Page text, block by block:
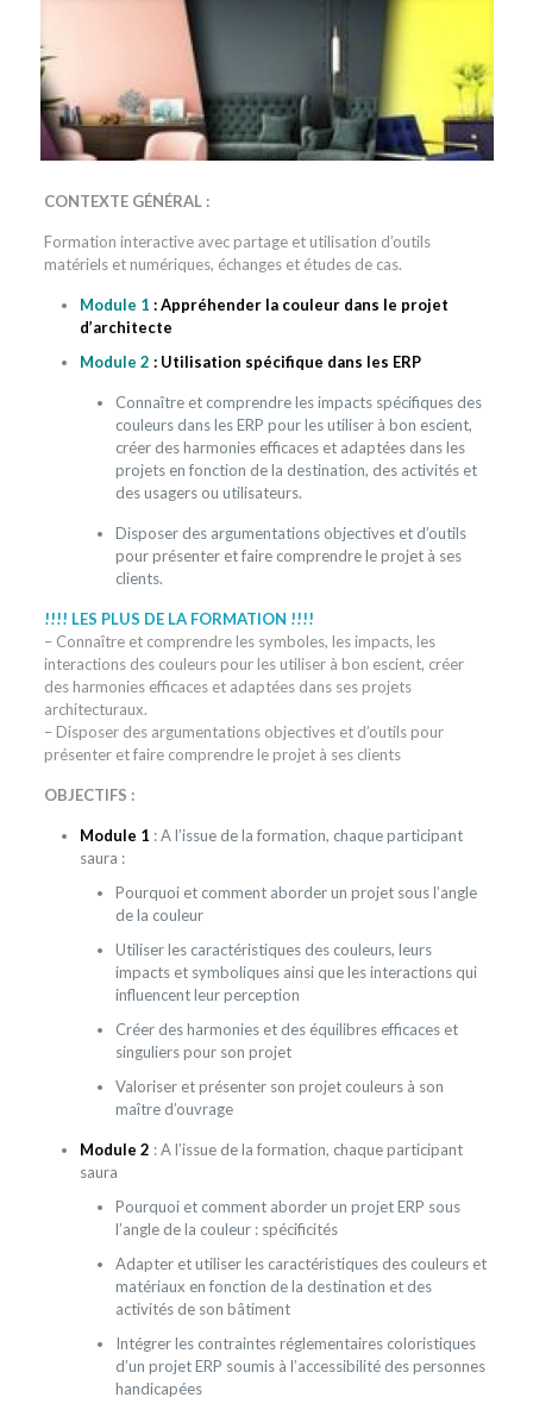
CONTEXTE GÉNÉRAL :
Formation interactive avec partage et utilisation d’outils
matériels et numériques, échanges et études de cas.
Module 1 : Appréhender la couleur dans le projet
d’architecte
Module 2 : Utilisation spécifique dans les ERP
Connaître et comprendre les impacts spécifiques des
couleurs dans les ERP pour les utiliser à bon escient,
créer des harmonies efficaces et adaptées dans les
projets en fonction de la destination, des activités et
des usagers ou utilisateurs.
Disposer des argumentations objectives et d’outils
pour présenter et faire comprendre le projet à ses
clients.
!!!! LES PLUS DE LA FORMATION !!!!
– Connaître et comprendre les symboles, les impacts, les
interactions des couleurs pour les utiliser à bon escient, créer
des harmonies efficaces et adaptées dans ses projets
architecturaux.
– Disposer des argumentations objectives et d’outils pour
présenter et faire comprendre le projet à ses clients
OBJECTIFS :
Module 1 : A l’issue de la formation, chaque participant
saura :
Pourquoi et comment aborder un projet sous l’angle
de la couleur
Utiliser les caractéristiques des couleurs, leurs
impacts et symboliques ainsi que les interactions qui
influencent leur perception
Créer des harmonies et des équilibres efficaces et
singuliers pour son projet
Valoriser et présenter son projet couleurs à son
maître d’ouvrage
Module 2 : A l’issue de la formation, chaque participant
saura
Pourquoi et comment aborder un projet ERP sous
l’angle de la couleur : spécificités
Adapter et utiliser les caractéristiques des couleurs et
matériaux en fonction de la destination et des
activités de son bâtiment
Intégrer les contraintes réglementaires coloristiques
d’un projet ERP soumis à l’accessibilité des personnes
handicapées